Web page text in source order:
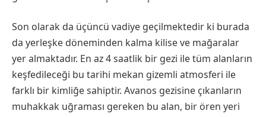
Son olarak da üçüncü vadiye geçilmektedir ki burada
da yerleşke döneminden kalma kilise ve mağaralar
yer almaktadır. En az 4 saatlik bir gezi ile tüm alanların
keşfedileceği bu tarihi mekan gizemli atmosferi ile
farklı bir kimliğe sahiptir. Avanos gezisine çıkanların
muhakkak uğraması gereken bu alan, bir ören yeri